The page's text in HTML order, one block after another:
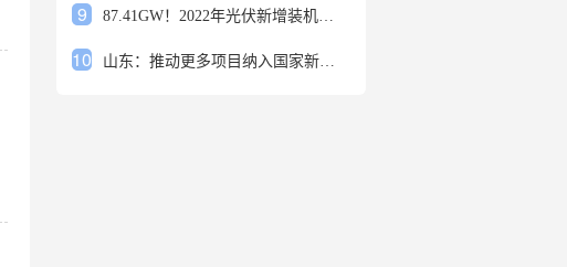
9 87.41GW！2022年光伏新增装机规模发布
10 山东：推动更多项目纳入国家新增风光大基地项目